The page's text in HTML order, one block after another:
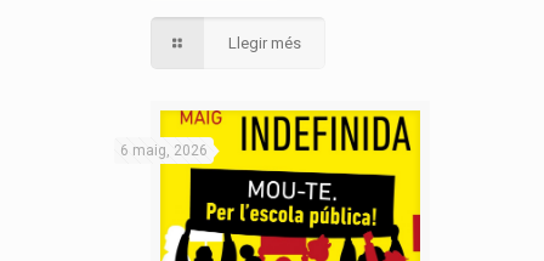
Llegir més
6 maig, 2026